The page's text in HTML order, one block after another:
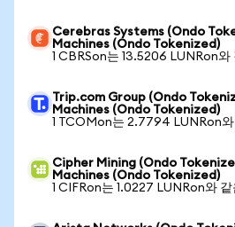
Cerebras Systems (Ondo
Machines (Ondo Tokenized)
1 CBRSon는 13.5206 LUNRon와
Trip.com Group (Ondo
Machines (Ondo Tokenized)
1 TCOMon는 2.7794 LUNRon와
Cipher Mining (Ondo
Machines (Ondo Tokenized)
1 CIFRon는 1.0227 LUNRon와 같